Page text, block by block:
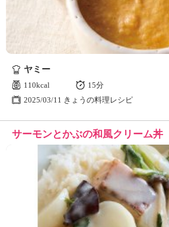
ヤミー
110kcal
15分
2025/03/11 きょうの料理レシピ
サーモンとかぶの和風クリーム丼